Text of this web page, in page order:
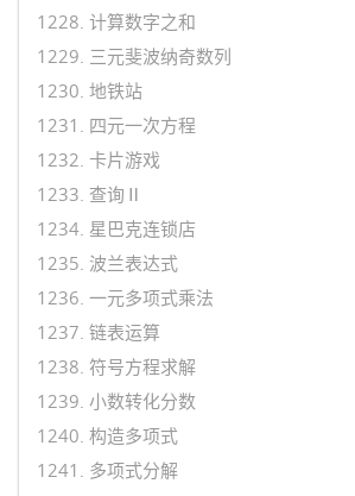
1228. 计算数字之和
1229. 三元斐波纳奇数列
1230. 地铁站
1231. 四元一次方程
1232. 卡片游戏
1233. 查询Ⅱ
1234. 星巴克连锁店
1235. 波兰表达式
1236. 一元多项式乘法
1237. 链表运算
1238. 符号方程求解
1239. 小数转化分数
1240. 构造多项式
1241. 多项式分解